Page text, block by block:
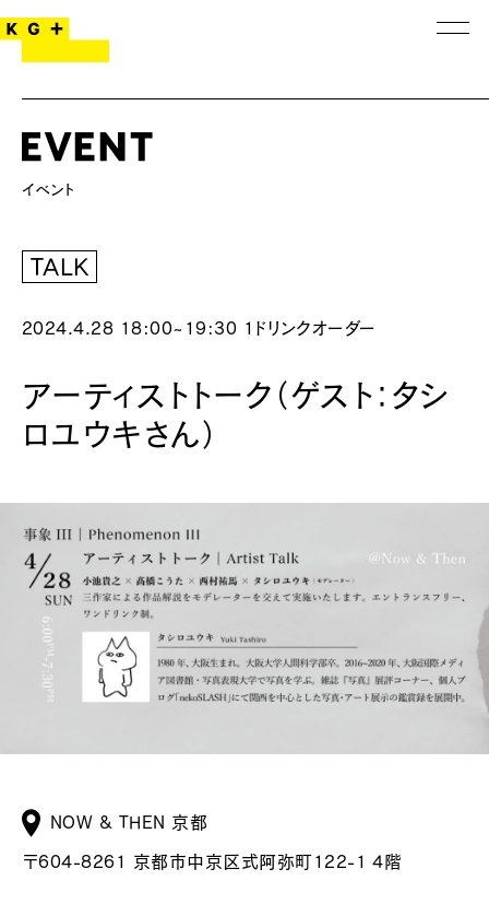
TALK
2024.4.28 18:00~19:30 1ドリンクオーダー
アーティストトーク（ゲスト：タシ
ロユウキさん）
NOW & THEN 京都
〒604-8261 京都市中京区式阿弥町122-1 4階